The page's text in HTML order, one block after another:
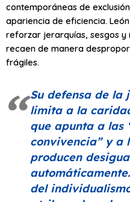
contemporáneas de
apariencia de eficiencia.
reforzar jerarquías, sesgos y
recaen de manera
frágiles.
Su defensa de la
limita a la
que apunta a las
convivencia”y a
producen
del